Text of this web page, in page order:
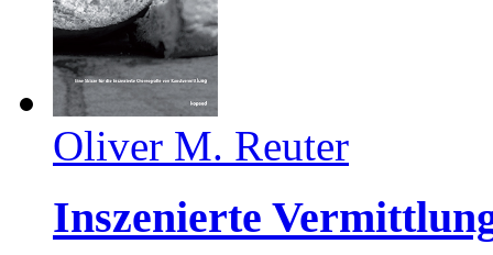
Oliver M. Reuter
Inszenierte